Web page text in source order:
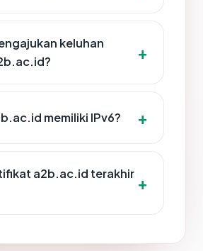
keluhan
memiliki IPv6?
a2b.ac.id terakhir